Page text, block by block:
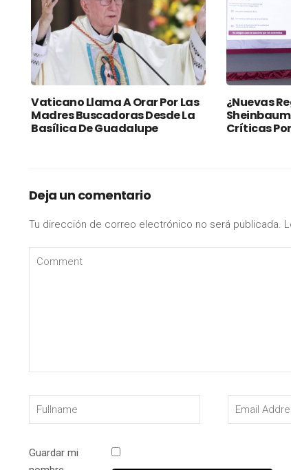
Vaticano Llama A Orar Por Las
Madres Buscadoras Desde La
Basílica De Guadalupe
¿Nuevas
Críticas
Deja un comentario
Tu dirección de correo electrónico no será publicada.
Guardar mi